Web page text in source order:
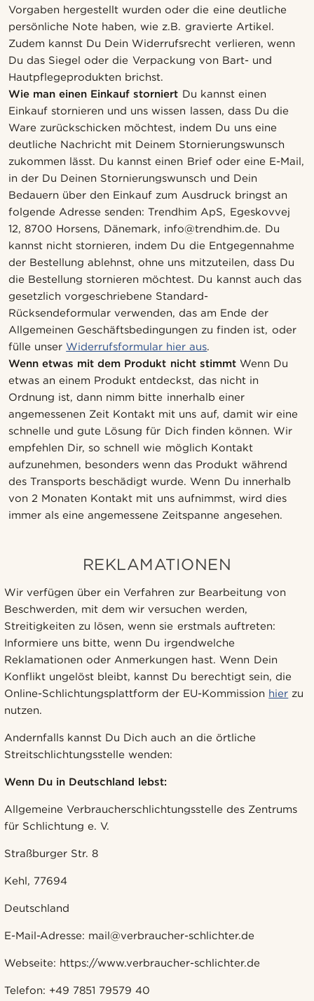
Vorgaben hergestellt wurden oder die eine deutliche
persönliche Note haben, wie z.B. gravierte Artikel.
Zudem kannst Du Dein Widerrufsrecht verlieren, wenn
Du das Siegel oder die Verpackung von Bart- und
Hautpflegeprodukten brichst.
Wie man einen Einkauf storniert Du kannst einen
Einkauf stornieren und uns wissen lassen, dass Du die
Ware zurückschicken möchtest, indem Du uns eine
deutliche Nachricht mit Deinem Stornierungswunsch
zukommen lässt. Du kannst einen Brief oder eine E-Mail,
in der Du Deinen Stornierungswunsch und Dein
Bedauern über den Einkauf zum Ausdruck bringst an
folgende Adresse senden: Trendhim ApS, Egeskovvej
12, 8700 Horsens, Dänemark, info@trendhim.de. Du
kannst nicht stornieren, indem Du die Entgegennahme
der Bestellung ablehnst, ohne uns mitzuteilen, dass Du
die Bestellung stornieren möchtest. Du kannst auch das
gesetzlich vorgeschriebene Standard-
Rücksendeformular verwenden, das am Ende der
Allgemeinen Geschäftsbedingungen zu finden ist, oder
fülle unserWiderrufsformular hier aus.
Wenn etwas mit dem Produkt nicht stimmtWenn Du
etwas an einem Produkt entdeckst, das nicht in
Ordnung ist, dann nimm bitte innerhalb einer
angemessenen Zeit Kontakt mit uns auf, damit wir eine
schnelle und gute Lösung für Dich finden können. Wir
empfehlen Dir, so schnell wie möglich Kontakt
aufzunehmen, besonders wenn das Produkt während
des Transports beschädigt wurde. Wenn Du innerhalb
von 2 Monaten Kontakt mit uns aufnimmst, wird dies
immer als eine angemessene Zeitspanne angesehen.
REKLAMATIONEN
Wir verfügen über ein Verfahren zur Bearbeitung von
Beschwerden, mit dem wir versuchen werden,
Streitigkeiten zu lösen, wenn sie erstmals auftreten:
Informiere uns bitte, wenn Du irgendwelche
Reklamationen oder Anmerkungen hast. Wenn Dein
Konflikt ungelöst bleibt, kannst Du berechtigt sein, die
Online-Schlichtungsplattform der EU-Kommission hier zu
nutzen.
Andernfalls kannst Du Dich auch an die örtliche
Streitschlichtungsstelle wenden:
Wenn Du in Deutschland lebst:
Allgemeine Verbraucherschlichtungsstelle des Zentrums
für Schlichtung e. V.
Straßburger Str. 8
Kehl, 77694
Deutschland
E-Mail-Adresse: mail@verbraucher-schlichter.de
Webseite: https://www.verbraucher-schlichter.de
Telefon: +49 7851 79579 40